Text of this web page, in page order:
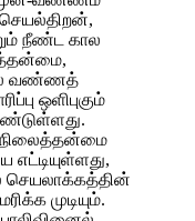
செயல்திறன்,
நீண்ட கால
வண்ணத்
ஒளிபுகும்
நிலைத்தன்மை
செயலாக்கத்தின்
முடியும்.